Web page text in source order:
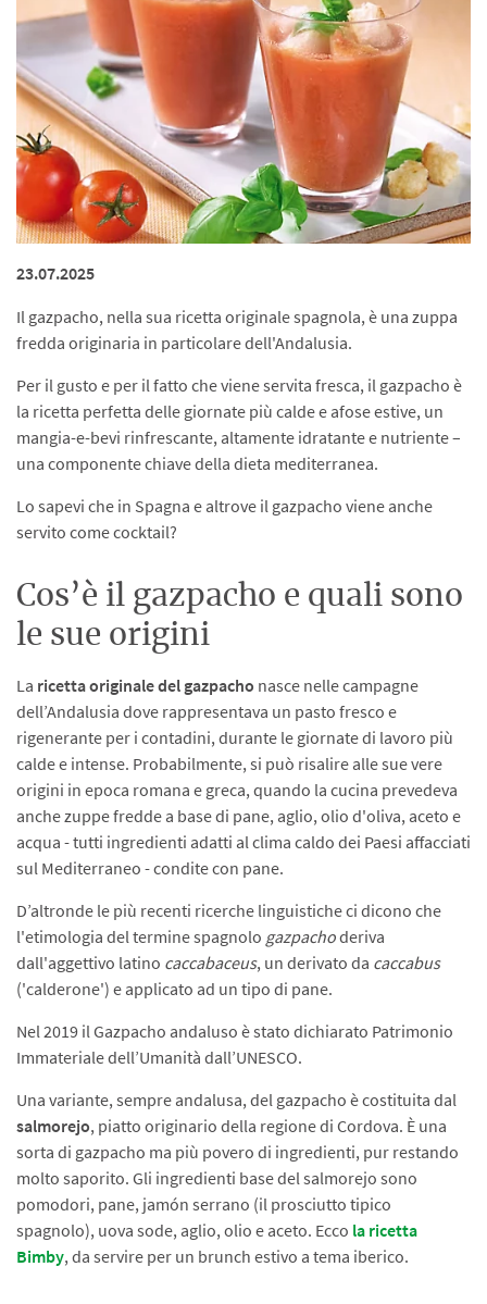
23.07.2025
Il gazpacho, nella sua ricetta originale spagnola, è una zuppa
fredda originaria in particolare dell'Andalusia.
Per il gusto e per il fatto che viene servita fresca, il gazpacho è
la ricetta perfetta delle giornate più calde e afose estive, un
mangia-e-bevi rinfrescante, altamente idratante e nutriente –
una componente chiave della dieta mediterranea.
Lo sapevi che in Spagna e altrove il gazpacho viene anche
servito come cocktail?
Cos’è il gazpacho e quali sono
le sue origini
La ricetta originale del gazpacho nasce nelle campagne
dell’Andalusia dove rappresentava un pasto fresco e
rigenerante per i contadini, durante le giornate di lavoro più
calde e intense. Probabilmente, si può risalire alle sue vere
origini in epoca romana e greca, quando la cucina prevedeva
anche zuppe fredde a base di pane, aglio, olio d'oliva, aceto e
acqua - tutti ingredienti adatti al clima caldo dei Paesi affacciati
sul Mediterraneo - condite con pane.
D’altronde le più recenti ricerche linguistiche ci dicono che
l'etimologia del termine spagnolo gazpachoderiva
dall'aggettivo latino caccabaceus, un derivato da caccabus
('calderone') e applicato ad un tipo di pane.
Nel 2019 il Gazpacho andaluso è stato dichiarato Patrimonio
Immateriale dell’Umanità dall’UNESCO.
Una variante, sempre andalusa, del gazpacho è costituita dal
salmorejo, piatto originario della regione di Cordova. È una
sorta di gazpacho ma più povero di ingredienti, pur restando
molto saporito. Gli ingredienti base del salmorejo sono
pomodori, pane, jamón serrano (il prosciutto tipico
spagnolo), uova sode, aglio, olio e aceto. Ecco la ricetta
Bimby, da servire per un brunch estivo a tema iberico.